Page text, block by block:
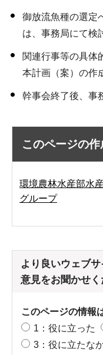
御放流魚種の選定
は、事務局にて検
関連行事等の具体
本計画（案）の作
幹事会終了後、事
このページの
環境農林水産部水
グループ
より良いウェブ
意見をお聞かせ
このページの情報
1：役に立った
3：役に立たな